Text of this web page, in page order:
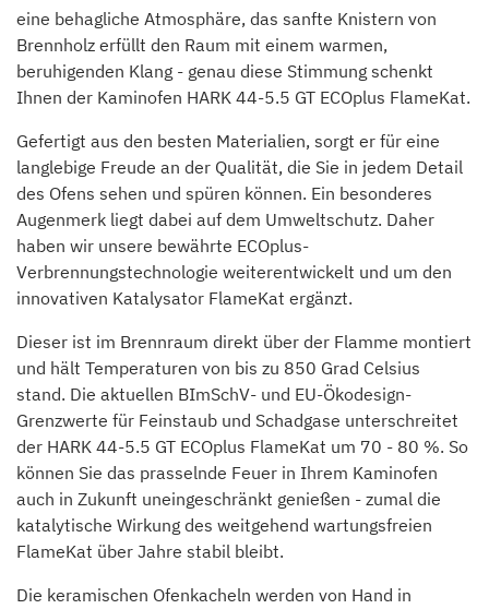
eine behagliche Atmosphäre, das sanfte Knistern von
Brennholz erfüllt den Raum mit einem warmen,
beruhigenden Klang - genau diese Stimmung schenkt
Ihnen der Kaminofen HARK 44-5.5 GT ECOplus FlameKat.
Gefertigt aus den besten Materialien, sorgt er für eine
langlebige Freude an der Qualität, die Sie in jedem Detail
des Ofens sehen und spüren können. Ein besonderes
Augenmerk liegt dabei auf dem Umweltschutz. Daher
haben wir unsere bewährte ECOplus-
Verbrennungstechnologie weiterentwickelt und um den
innovativen Katalysator FlameKat ergänzt.
Dieser ist im Brennraum direkt über der Flamme montiert
und hält Temperaturen von bis zu 850 Grad Celsius
stand. Die aktuellen BImSchV- und EU-Ökodesign-
Grenzwerte für Feinstaub und Schadgase unterschreitet
der HARK 44-5.5 GT ECOplus FlameKat um 70 - 80 %. So
können Sie das prasselnde Feuer in Ihrem Kaminofen
auch in Zukunft uneingeschränkt genießen - zumal die
katalytische Wirkung des weitgehend wartungsfreien
FlameKat über Jahre stabil bleibt.
Die keramischen Ofenkacheln werden von Hand in